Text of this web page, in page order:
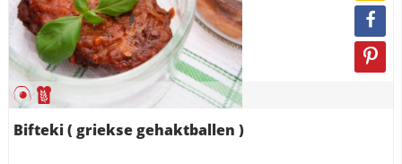
Bifteki ( griekse gehaktballen )